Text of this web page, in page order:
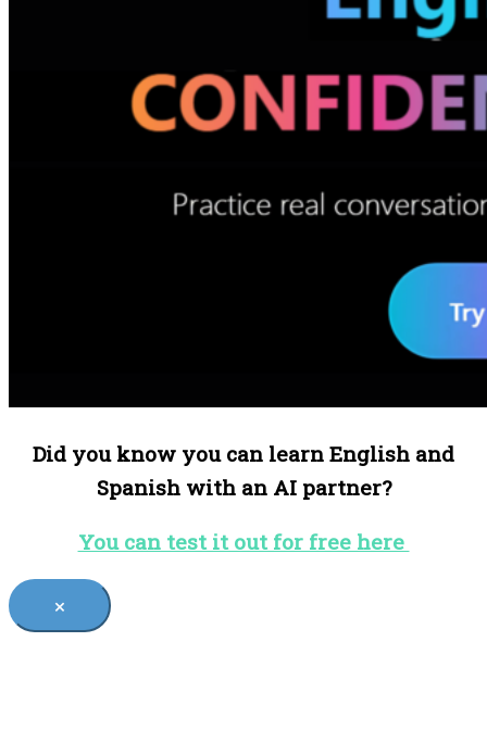
Did you know you can learn English and
Spanish with an AI partner?
You can test it out for free here
×